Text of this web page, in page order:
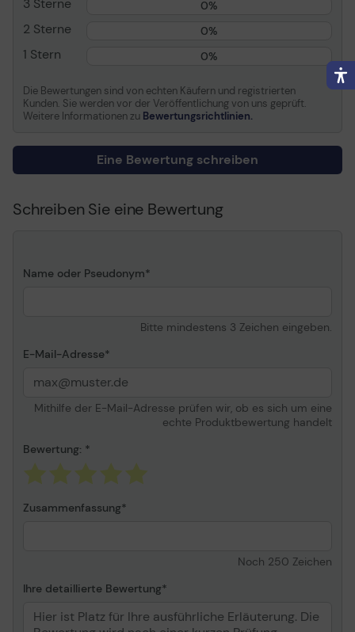
Farbe
Cyan
Kapazität
Bis zu 6000 Seiten bei 5%
Deckung
Informationen zur Kompatibilität
Entwickelt für
OKI C8600cdtn, 8600dn,
8800dn, 8800n
3 Sterne 0%
2 Sterne 0%
1 Stern 0%
Die Bewertungen sind von echten Käufern und registrierten
Kunden. Sie werden vor der Veröffentlichung von uns geprüft.
Weitere Informationen zu Bewertungsrichtlinien.
Eine Bewertung schreiben
Schreiben Sie eine Bewertung
Name oder Pseudonym
Bitte mindestens 3 Zeichen eingeben.
E-Mail-Adresse
Mithilfe der E-Mail-Adresse prüfen wir, ob es sich um eine
echte Produktbewertung handelt
Bewertung:
Zusammenfassung
Noch 250 Zeichen
Ihre detaillierte Bewertung